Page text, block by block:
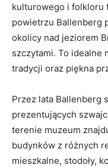
kulturowego i folkloru
powietrzu Ballenberg
okolicy nad jeziorem
szczytami. To idealne
tradycji oraz piękna
Przez lata Ballenberg
prezentujących
terenie muzeum
budynków z różnych
mieszkalne, stodoły,